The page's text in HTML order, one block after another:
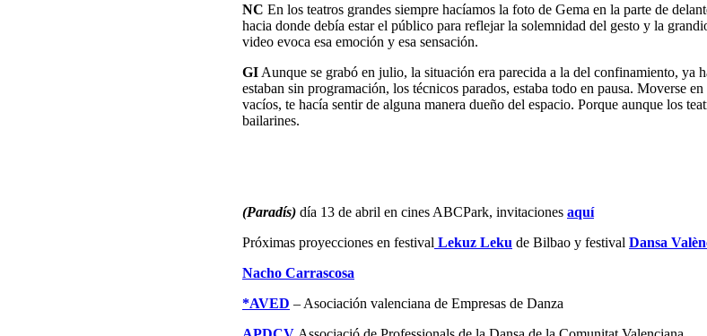
NC En los teatros grandes siempre hacíamos la foto de Gema en la parte de
hacia donde debía estar el público para reflejar la solemnidad del gesto y la
video evoca esa emoción y esa sensación.
GI Aunque se grabó en julio, la situación era parecida a la del confinamiento, ya
estaban sin programación, los técnicos parados, estaba todo en pausa. Moverse
vacíos, te hacía sentir de alguna manera dueño del espacio. Porque aunque los
bailarines.
(Paradís) día 13 de abril en cines ABCPark, invitaciones aquí
Próximas proyecciones en festival Lekuz Leku de Bilbao y festival Dansa
Nacho Carrascosa
*AVED – Asociación valenciana de Empresas de Danza